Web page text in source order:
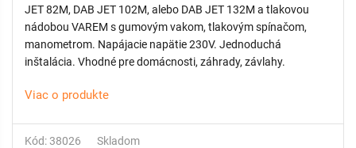
JET 82M, DAB JET 102M, alebo DAB JET 132M a tlakovou
nádobou VAREM s gumovým vakom, tlakovým spínačom,
manometrom. Napájacie napätie 230V. Jednoduchá
inštalácia. Vhodné pre domácnosti, záhrady, závlahy.
Viac o produkte
Kód: 38026 Skladom